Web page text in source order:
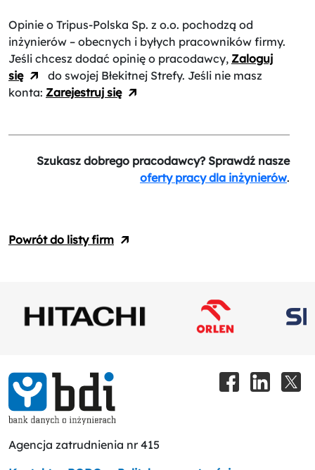
Opinie o Tripus-Polska Sp. z o.o. pochodzą od
inżynierów – obecnych i byłych pracowników firmy.
Jeśli chcesz dodać opinię o pracodawcy, Zaloguj
się
do swojej Błekitnej Strefy. Jeśli nie masz
konta: Zarejestruj się
Szukasz dobrego pracodawcy? Sprawdź nasze
oferty pracy dla inżynierów.
Powrót do listy firm
Agencja zatrudnienia nr 415